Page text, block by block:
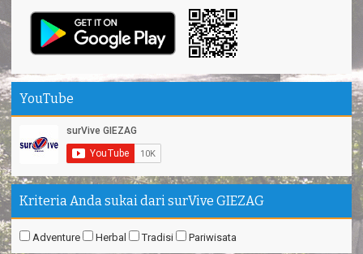
YouTube
Kriteria Anda sukai dari surVive GIEZAG
Adventure Herbal Tradisi Pariwisata